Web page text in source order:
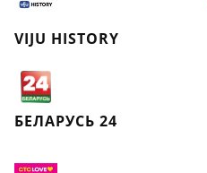
VIJU HISTORY
БЕЛАРУСЬ 24